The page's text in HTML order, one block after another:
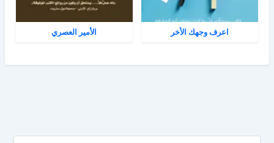
اعرف وجهك الأخر الأمير العصري